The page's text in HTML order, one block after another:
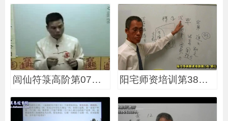
闾仙符箓高阶第07堂课 阳宅师资培训第38堂课